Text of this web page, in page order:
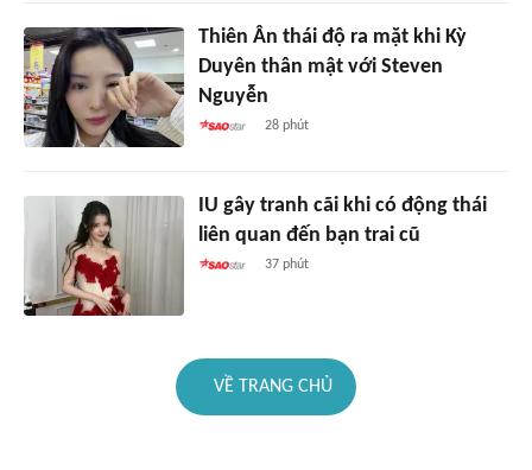
Thiên Ân thái độ ra mặt khi Kỳ
Duyên thân mật với Steven
Nguyễn
28 phút
IU gây tranh cãi khi có động thái
liên quan đến bạn trai cũ
37 phút
VỀ TRANG CHỦ